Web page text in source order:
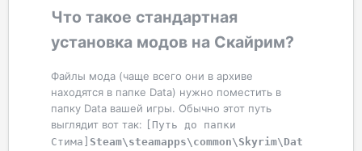
Что такое стандартная
установка модов на Скайрим?
Файлы мода (чаще всего они в архиве
находятся в папке Data) нужно поместить в
папку Data вашей игры. Обычно этот путь
выглядит вот так: [Путь до папки
Стима] Steam\steamapps\common\Skyrim\Dat